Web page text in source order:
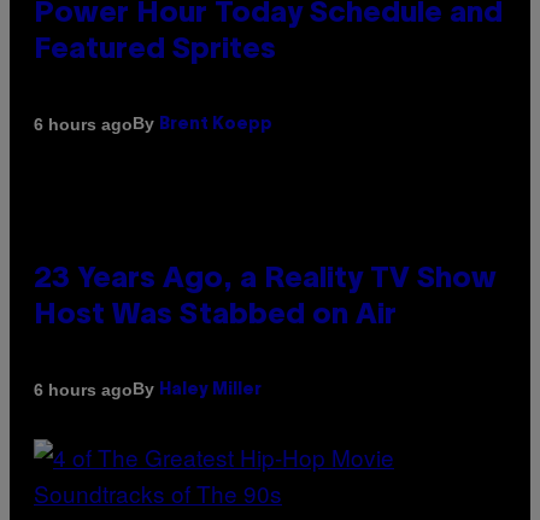
Power Hour Today Schedule and
Featured Sprites
6 hours agoBy Brent Koepp
23 Years Ago, a Reality TV Show
Host Was Stabbed on Air
6 hours agoBy Haley Miller